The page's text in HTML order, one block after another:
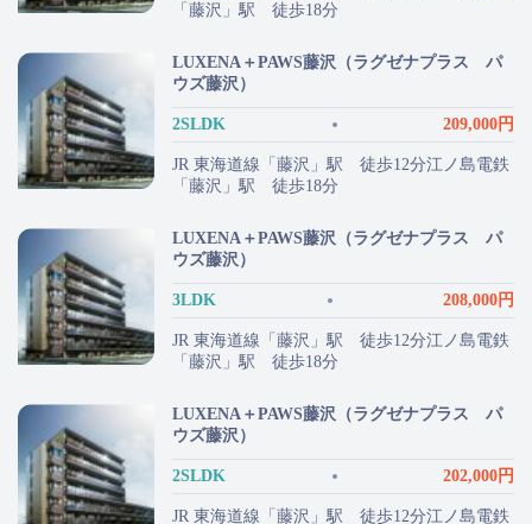
「藤沢」駅 徒歩18分
LUXENA＋PAWS藤沢（ラグゼナプラス パ
ウズ藤沢）
2SLDK 209,000円
JR 東海道線「藤沢」駅 徒歩12分江ノ島電鉄
「藤沢」駅 徒歩18分
LUXENA＋PAWS藤沢（ラグゼナプラス パ
ウズ藤沢）
3LDK 208,000円
JR 東海道線「藤沢」駅 徒歩12分江ノ島電鉄
「藤沢」駅 徒歩18分
LUXENA＋PAWS藤沢（ラグゼナプラス パ
ウズ藤沢）
2SLDK 202,000円
JR 東海道線「藤沢」駅 徒歩12分江ノ島電鉄